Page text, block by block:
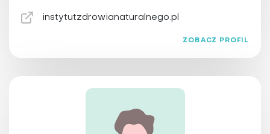
Joga
Medycyna chińska
instytutzdrowianaturalnego.pl
ZOBACZ PROFIL